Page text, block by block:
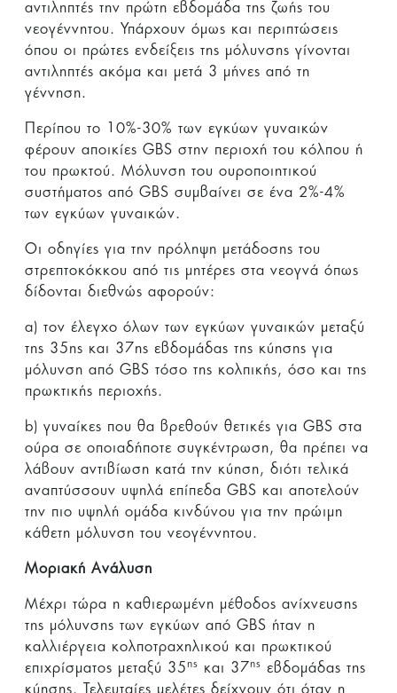
αντιληπτές την πρώτη εβδομάδα της ζωής του
νεογέννητου. Υπάρχουν όμως και περιπτώσεις
όπου οι πρώτες ενδείξεις της μόλυνσης γίνονται
αντιληπτές ακόμα και μετά 3 μήνες από τη
γέννηση.
Περίπου το 10%-30% των εγκύων γυναικών
φέρουν αποικίες GBS στην περιοχή του κόλπου ή
του πρωκτού. Μόλυνση του ουροποιητικού
συστήματος από GBS συμβαίνει σε ένα 2%-4%
των εγκύων γυναικών.
Οι οδηγίες για την πρόληψη μετάδοσης του
στρεπτοκόκκου από τις μητέρες στα νεογνά όπως
δίδονται διεθνώς αφορούν:
a) τον έλεγχο όλων των εγκύων γυναικών μεταξύ
της 35ης και 37ης εβδομάδας της κύησης για
μόλυνση από GBS τόσο της κολπικής, όσο και της
πρωκτικής περιοχής.
b) γυναίκες που θα βρεθούν θετικές για GBS στα
ούρα σε οποιαδήποτε συγκέντρωση, θα πρέπει να
λάβουν αντιβίωση κατά την κύηση, διότι τελικά
αναπτύσσουν υψηλά επίπεδα GBS και αποτελούν
την πιο υψηλή ομάδα κινδύνου για την πρώιμη
κάθετη μόλυνση του νεογέννητου.
Μοριακή Ανάλυση
Μέχρι τώρα η καθιερωμένη μέθοδος ανίχνευσης
της μόλυνσης των εγκύων από GBS ήταν η
καλλιέργεια κολποτραχηλικού και πρωκτικού
επιχρίσματος μεταξύ 35ης και 37ης εβδομάδας της
κύησης. Τελευταίες μελέτες δείχνουν ότι όταν η